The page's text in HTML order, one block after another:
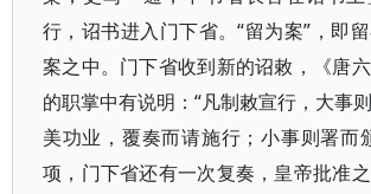
行，诏书进入门下省。“留为案”，即
案之中。门下省收到新的诏敕，《唐
的职掌中有说明：“凡制敕宣行，大事
美功业，覆奏而请施行；小事则署而
项，门下省还有一次复奏，皇帝批准